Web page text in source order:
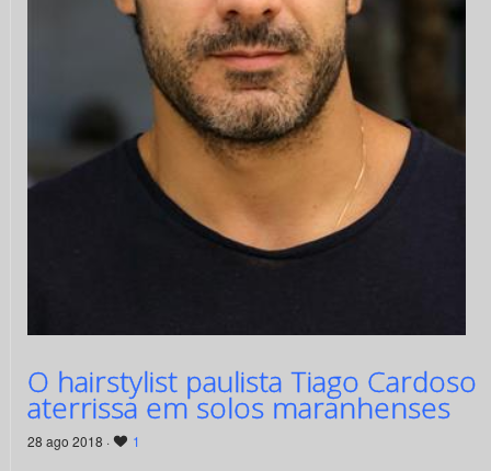
O hairstylist paulista Tiago Cardoso
aterrissa em solos maranhenses
28 ago 2018 · 1